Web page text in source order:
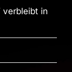
verbleibt in